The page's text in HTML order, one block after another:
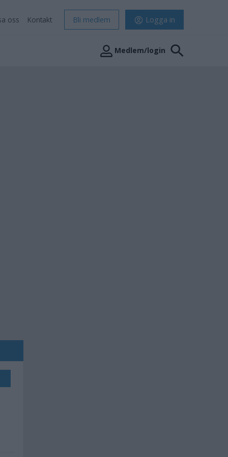
oss Kontakt Bli medlem Logga in
Medlem/login